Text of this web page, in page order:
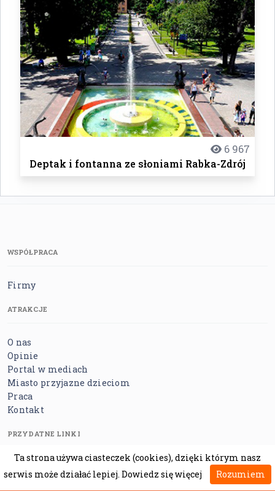
6 967
Deptak i fontanna ze słoniami Rabka-Zdrój
WSPÓŁPRACA
Firmy
ATRAKCJE
O nas
Opinie
Portal w mediach
Miasto przyjazne dzieciom
Praca
Kontakt
PRZYDATNE LINKI
Artykuły
Ta strona używa ciasteczek (cookies), dzięki którym nasz
serwis może działać lepiej. Dowiedz się więcej Rozumiem